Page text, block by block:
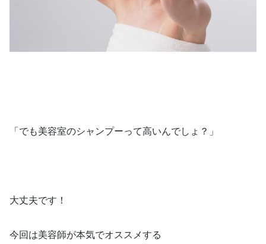
「でも美容室のシャンプーって高いんでしょ？」
大丈夫です！
今回は美容師が​本気​​でオススメする